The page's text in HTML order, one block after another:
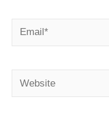
Email*
Website